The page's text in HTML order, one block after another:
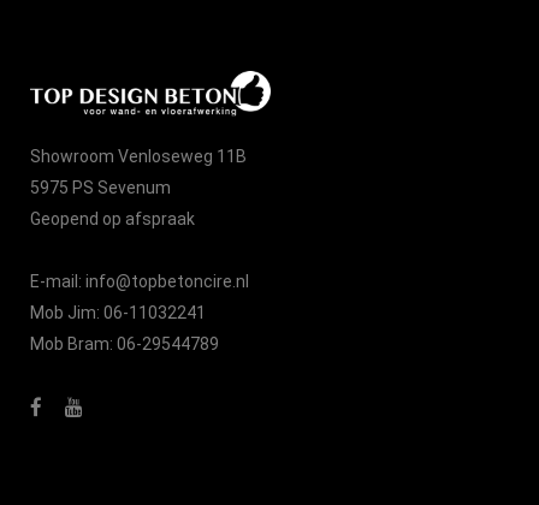
Showroom Venloseweg 11B
5975 PS Sevenum
Geopend op afspraak
E-mail: info@topbetoncire.nl
Mob Jim: 06-11032241
Mob Bram: 06-29544789